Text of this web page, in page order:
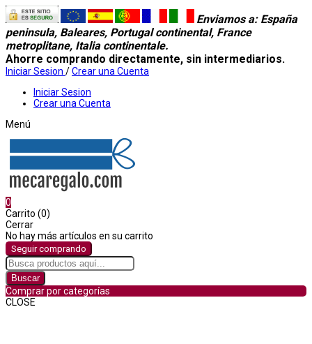
Enviamos a: España
peninsula, Baleares, Portugal continental, France
metroplitane, Italia continentale.
Ahorre comprando directamente, sin intermediarios.
Iniciar Sesion /Crear una Cuenta
Iniciar Sesion
Crear una Cuenta
Menú
0
Carrito (0)
Cerrar
No hay más artículos en su carrito
Seguir comprando
Buscar
Comprar por categorías
CLOSE